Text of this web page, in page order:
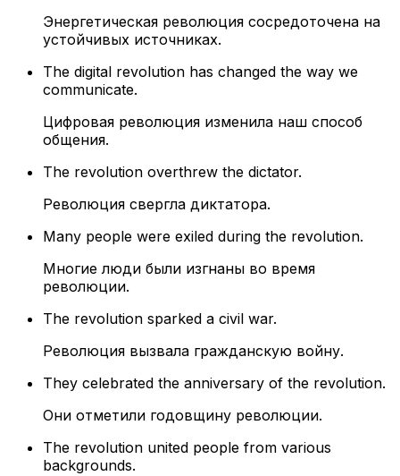
Энергетическая революция сосредоточена на
устойчивых источниках.
The digital revolution has changed the way we
communicate.
Цифровая революция изменила наш способ
общения.
The revolution overthrew the dictator.
Революция свергла диктатора.
Many people were exiled during the revolution.
Многие люди были изгнаны во время
революции.
The revolution sparked a civil war.
Революция вызвала гражданскую войну.
They celebrated the anniversary of the revolution.
Они отметили годовщину революции.
The revolution united people from various
backgrounds.